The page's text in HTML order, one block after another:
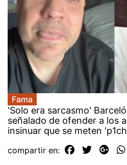
Fama
'Solo era sarcasmo'
señalado de ofender a los
insinuar que se meten
compartir en: